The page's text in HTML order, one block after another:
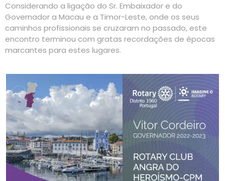
Considerando a ligação do Sr. Embaixador e do
Governador a Macau e a Timor-Leste, onde os seus
caminhos profissionais se cruzaram no passado, este
encontro terminou com gratas recordações de épocas
marcantes para estes lugares.